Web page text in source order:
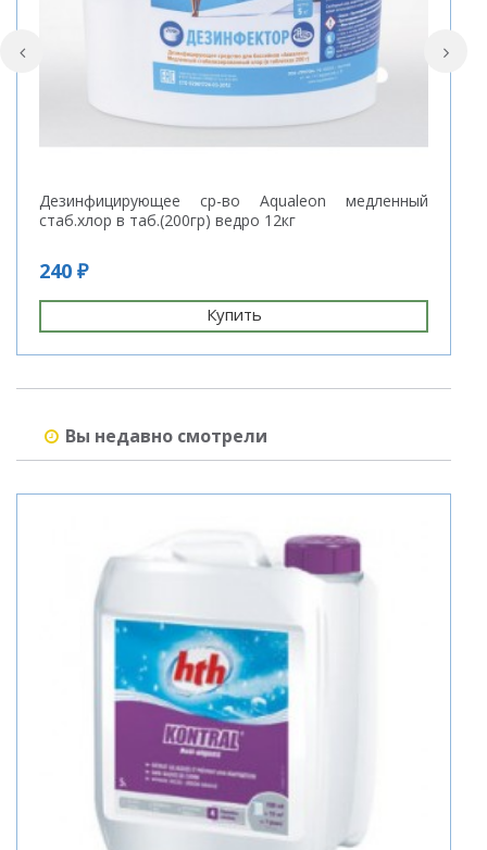
Дезинфицирующее ср-во Aqualeon медленный
стаб.хлор в таб.(200гр) ведро 12кг
240 ₽
Купить
Вы недавно смотрели